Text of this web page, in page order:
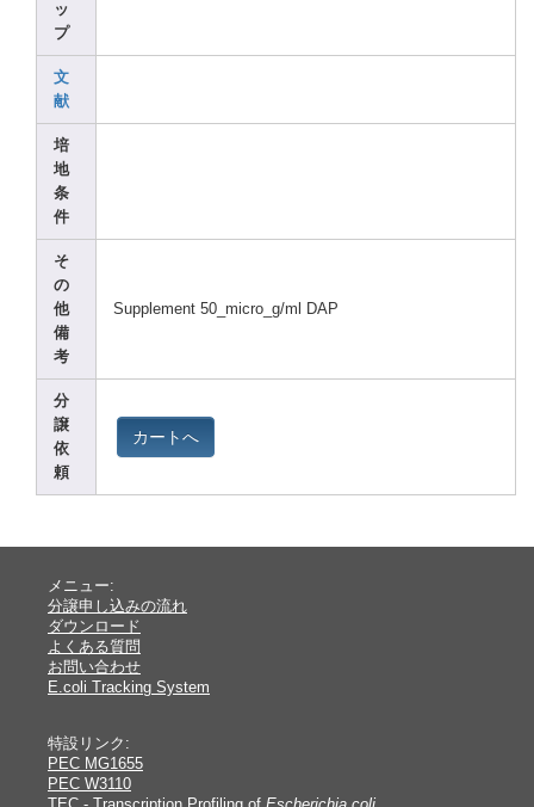
ッ
プ
文
献
培
地
条
件
そ
の
他
備
考
Suppl ement 50_micro_g/ml DAP
分
譲
依
頼
カートへ
メニュー:
分譲申し込みの流れ
ダウンロード
よくある質問
お問い合わせ
E.coli Tracking System
特設リンク:
PEC MG1655
PEC W3110